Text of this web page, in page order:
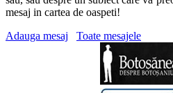
mesaj in cartea de oaspeti!
Adauga mesaj
Toate mesajele